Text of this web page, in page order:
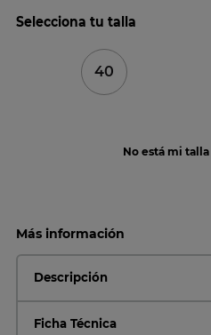
Selecciona tu talla
40
No está mi talla
Más información
Descripción
Ficha Técnica